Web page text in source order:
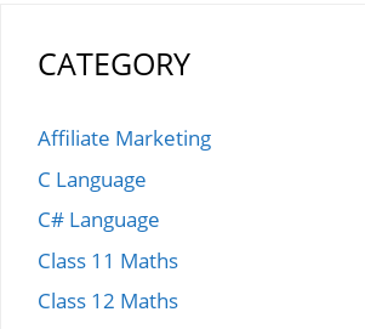
CATEGORY
Affiliate Marketing
C Language
C# Language
Class 11 Maths
Class 12 Maths